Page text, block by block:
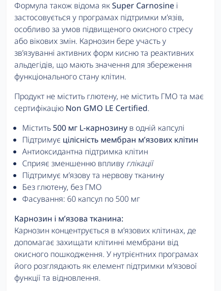
Формула також відома якSuper Carnosine і
застосовується у програмах підтримки м’язів,
особливо за умов підвищеного окисного стресу
або вікових змін. Карнозин бере участь у
зв’язуванні активних форм кисню та реактивних
альдегідів, що мають значення для збереження
функціонального стану клітин.
Продукт не містить глютену, не містить ГМО та має
сертифікацію Non GMO LE Certified.
Містить 500 мг L-карнозину в одній капсулі
Підтримує цілісність мембран м’язових клітин
Антиоксидантна підтримка клітин
Сприяє зменшенню впливу глікації
Підтримує м’язову та нервову тканину
Без глютену, без ГМО
Фасування: 60 капсул по 500 мг
Карнозин і м’язова тканина:
Карнозин концентрується в м’язових клітинах, де
допомагає захищати клітинні мембрани від
окисного пошкодження. У нутрієнтних програмах
його розглядають як елемент підтримки м’язової
функції та відновлення.